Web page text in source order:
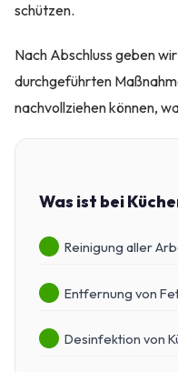
schützen.
Nach Abschluss geben
durchgeführten
nachvollziehen können,
Was ist bei
Reinigung aller
Entfernung von
Desinfektion von